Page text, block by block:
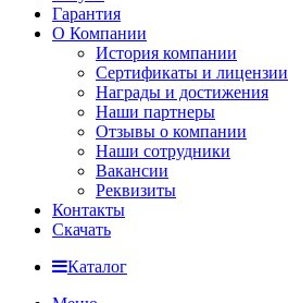
Гарантия
О Компании
История компании
Сертификаты и лицензии
Награды и достижения
Наши партнеры
Отзывы о компании
Наши сотрудники
Вакансии
Реквизиты
Контакты
Скачать
Каталог